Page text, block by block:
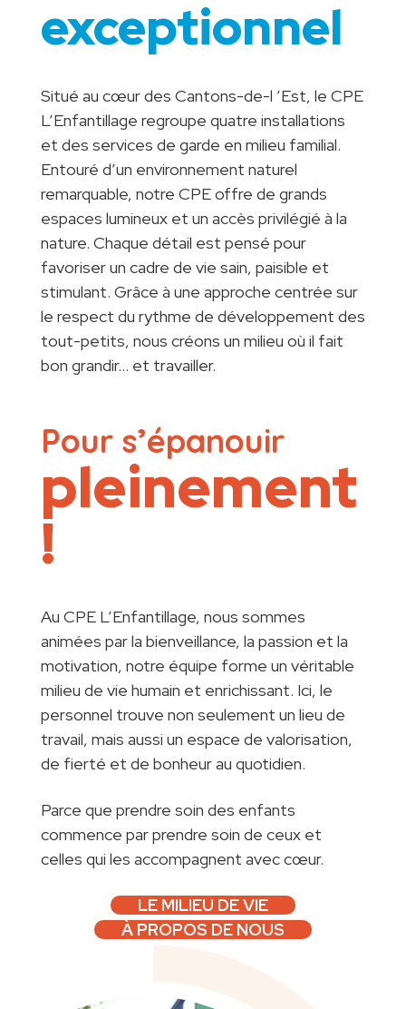
exceptionnel
Situé au cœur des Cantons-de-l ’Est, le CPE
L’Enfantillage regroupe quatre installations
et des services de garde en milieu familial.
Entouré d’un environnement naturel
remarquable, notre CPE offre de grands
espaces lumineux et un accès privilégié à la
nature. Chaque détail est pensé pour
favoriser un cadre de vie sain, paisible et
stimulant. Grâce à une approche centrée sur
le respect du rythme de développement des
tout-petits, nous créons un milieu où il fait
bon grandir… et travailler.
Pour s’épanouir
pleinement
!
Au CPE L’Enfantillage, nous sommes
animées par la bienveillance, la passion et la
motivation, notre équipe forme un véritable
milieu de vie humain et enrichissant. Ici, le
personnel trouve non seulement un lieu de
travail, mais aussi un espace de valorisation,
de fierté et de bonheur au quotidien.
Parce que prendre soin des enfants
commence par prendre soin de ceux et
celles qui les accompagnent avec cœur.
LE MILIEU DE VIE
À PROPOS DE NOUS